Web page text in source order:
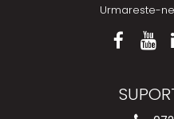
Urmareste-